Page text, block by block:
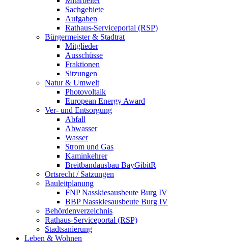
Sachgebiete
Aufgaben
Rathaus-Serviceportal (RSP)
Bürgermeister & Stadtrat
Mitglieder
Ausschüsse
Fraktionen
Sitzungen
Natur & Umwelt
Photovoltaik
European Energy Award
Ver- und Entsorgung
Abfall
Abwasser
Wasser
Strom und Gas
Kaminkehrer
Breitbandausbau BayGibitR
Ortsrecht / Satzungen
Bauleitplanung
FNP Nasskiesausbeute Burg IV
BBP Nasskiesausbeute Burg IV
Behördenverzeichnis
Rathaus-Serviceportal (RSP)
Stadtsanierung
Leben & Wohnen